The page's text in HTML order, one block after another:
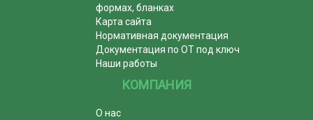
формах, бланках
Карта сайта
Нормативная документация
Документация по ОТ под ключ
Наши работы
КОМПАНИЯ
О нас